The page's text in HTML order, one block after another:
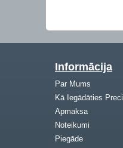
Informācija
Par Mums
Kā Iegādāties Preci
Apmaksa
Noteikumi
Piegāde